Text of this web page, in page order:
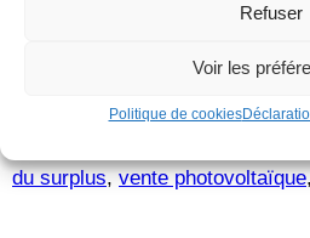
Refuser
Voir les
Politique de cookies
l’Union
prime photovoltaïque
du surplus,vente photovoltaïque